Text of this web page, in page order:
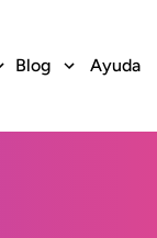
Blog Ayuda